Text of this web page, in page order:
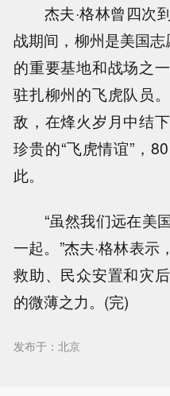
杰夫·格林曾四次
战期间，柳州是美国志
的重要基地和战场之
驻扎柳州的飞虎队员
敌，在烽火岁月中结
珍贵的“飞虎情谊”，
此。
“虽然我们远在美
一起。”杰夫·格林表
救助、民众安置和灾
的微薄之力。(完)
发布于：北京